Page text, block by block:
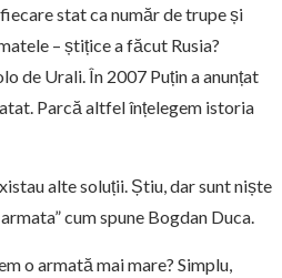
stat ca număr de trupe și
– știțice a făcut Rusia?
de Urali. În 2007 Puțin a anunțat
Parcă altfel înțelegem istoria
alte soluții. Știu, dar sunt niște
cum spune Bogdan Duca.
o armată mai mare? Simplu,